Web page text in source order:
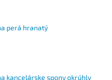
perá hranatý
kancelárske spony okrúhly